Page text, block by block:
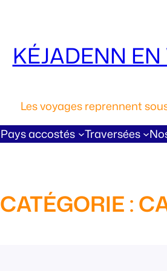
KÉJADENN
Les voyages reprennent
Pays accostés Traversées
CATÉGORIE :